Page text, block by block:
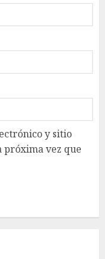
y sitio
próxima vez que